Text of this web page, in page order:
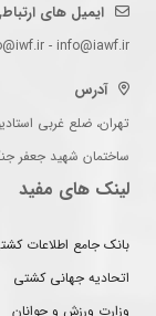
ایمیل های
- info@iawf.ir
آدرس
تهران، ضلع غربی
ساختمان شهید جعفر
لینک های مفید
بانک جامع اطلاعات
اتحادیه جهانی کشتی
وزارت ورزش و جوانان